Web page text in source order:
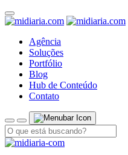
Agência
Soluções
Portfólio
Blog
Hub de Conteúdo
Contato